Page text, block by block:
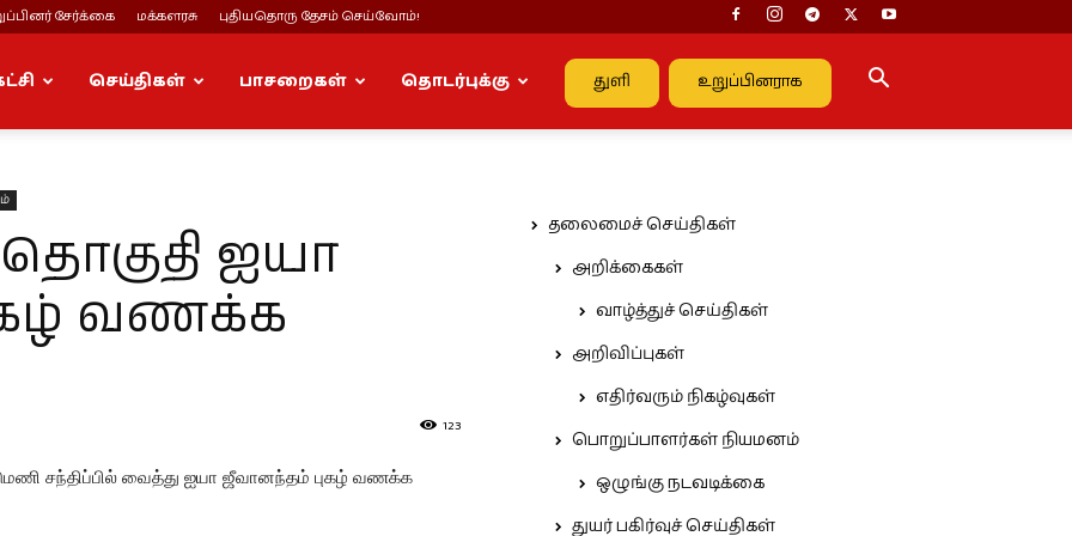
சேர்க்கை மக்களரசு புதியதொரு தேசம் செய்வோம்!
துளி உறுப்பினராக
செய்திகள் பாசறைகள் தொடர்புக்கு
ஐயா
வணக்க
123
சந்திப்பில் வைத்து ஐயா ஜீவானந்தம் புகழ் வணக்க
தலைமைச் செய்திகள்
அறிக்கைகள்
வாழ்த்துச் செய்திகள்
அறிவிப்புகள்
எதிர்வரும் நிகழ்வுகள்
பொறுப்பாளர்கள் நியமனம்
ஒழுங்கு நடவடிக்கை
துயர் பகிர்வுச் செய்திகள்